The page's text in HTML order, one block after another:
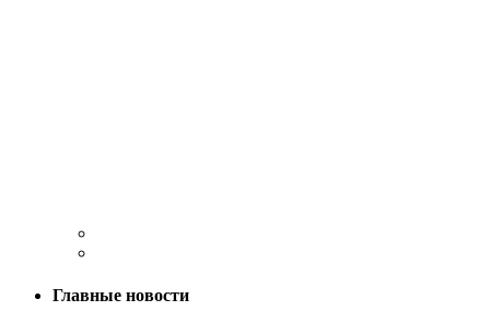
Главные новости